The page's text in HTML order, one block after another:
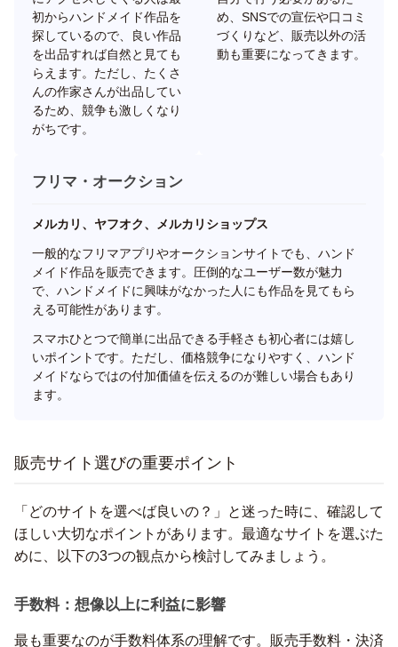
初からハンドメイド作品を
探しているので、良い作品
を出品すれば自然と見ても
らえます。ただし、たくさ
んの作家さんが出品してい
るため、競争も激しくなり
がちです。
め、SNSでの宣伝や口コミ
づくりなど、販売以外の活
動も重要になってきます。
フリマ・オークション
メルカリ、ヤフオク、メルカリショップス
一般的なフリマアプリやオークションサイトでも、ハンド
メイド作品を販売できます。圧倒的なユーザー数が魅力
で、ハンドメイドに興味がなかった人にも作品を見てもら
える可能性があります。
スマホひとつで簡単に出品できる手軽さも初心者には嬉し
いポイントです。ただし、価格競争になりやすく、ハンド
メイドならではの付加価値を伝えるのが難しい場合もあり
ます。
販売サイト選びの重要ポイント
「どのサイトを選べば良いの？」と迷った時に、確認して
ほしい大切なポイントがあります。最適なサイトを選ぶた
めに、以下の3つの観点から検討してみましょう。
手数料：想像以上に利益に影響
最も重要なのが手数料体系の理解です。販売手数料・決済